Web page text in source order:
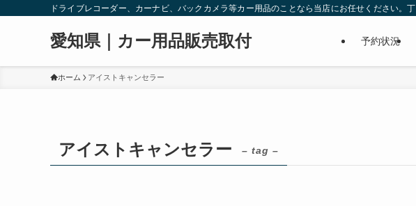
ドライブレコーダー、カーナビ、バックカメラ等カー用品のことなら当店にお任せください
愛知県｜カー用品販売取付 予約状況
ホーム アイストキャンセラー
アイストキャンセラー – tag –